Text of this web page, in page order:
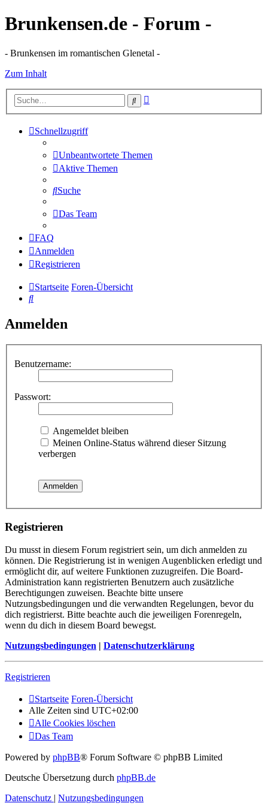
Brunkensen.de - Forum -
- Brunkensen im romantischen Glenetal -
Zum Inhalt
Suche
Schnellzugriff
Unbeantwortete Themen
Aktive Themen
Suche
Das Team
FAQ
Anmelden
Registrieren
Startseite Foren-Übersicht
Suche
Anmelden
Benutzername:
Passwort:
Angemeldet bleiben
Meinen Online-Status während dieser Sitzung
verbergen
Registrieren
Du musst in diesem Forum registriert sein, um dich anmelden zu
können. Die Registrierung ist in wenigen Augenblicken erledigt und
ermöglicht dir, auf weitere Funktionen zuzugreifen. Die Board-
Administration kann registrierten Benutzern auch zusätzliche
Berechtigungen zuweisen. Beachte bitte unsere
Nutzungsbedingungen und die verwandten Regelungen, bevor du
dich registrierst. Bitte beachte auch die jeweiligen Forenregeln,
wenn du dich in diesem Board bewegst.
Nutzungsbedingungen | Datenschutzerklärung
Registrieren
Startseite Foren-Übersicht
Alle Zeiten sind UTC+02:00
Alle Cookies löschen
Das Team
Powered by phpBB® Forum Software © phpBB Limited
Deutsche Übersetzung durch phpBB.de
Datenschutz | Nutzungsbedingungen